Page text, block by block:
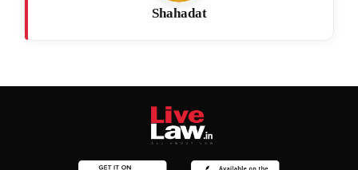
Shahadat